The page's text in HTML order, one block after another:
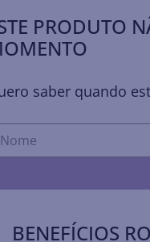
PRODUTO
saber quando
BENEFÍCIOS